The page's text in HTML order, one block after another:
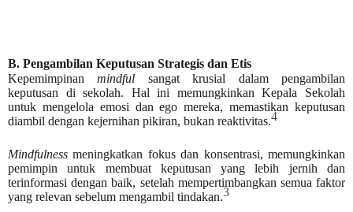
B. Pengambilan Keputusan Strategis dan Etis
Kepemimpinanmindful sangat krusial dalam pengambilan
keputusan di sekolah. Hal ini memungkinkan Kepala Sekolah
untuk mengelola emosi dan ego mereka, memastikan keputusan
diambil dengan kejernihan pikiran, bukan reaktivitas.4
Mindfulness meningkatkan fokus dan konsentrasi, memungkinkan
pemimpin untuk membuat keputusan yang lebih jernih dan
terinformasi dengan baik, setelah mempertimbangkan semua faktor
yang relevan sebelum mengambil tindakan.3